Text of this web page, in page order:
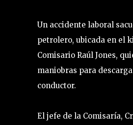
Un accidente laboral
petrolero, ubicada en el
Comisario Raúl Jones,
maniobras para
conductor.
El jefe de la Comisaría,